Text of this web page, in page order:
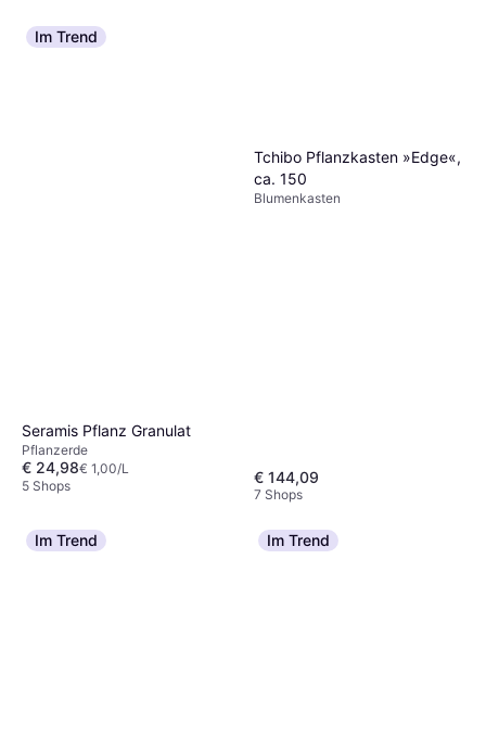
Im Trend
Seramis Pflanz Granulat
Pflanzerde
€ 24,98€ 1,00/L
5 Shops
Tchibo Pflanzkasten »Edge«,
ca. 150
Blumenkasten
€ 144,09
7 Shops
Im Trend Im Trend